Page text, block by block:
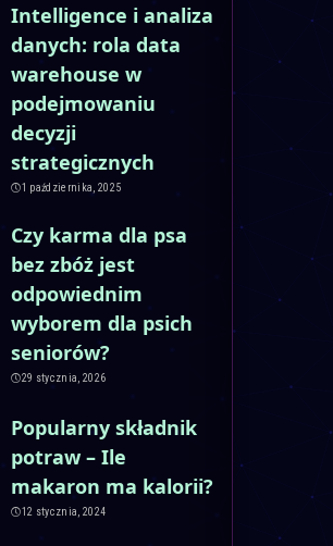
Intelligence i analiza
danych: rola data
warehouse w
podejmowaniu
decyzji
strategicznych
1 października, 2025
Czy karma dla psa
bez zbóż jest
odpowiednim
wyborem dla psich
seniorów?
29 stycznia, 2026
Popularny składnik
potraw – Ile
makaron ma kalorii?
12 stycznia, 2024